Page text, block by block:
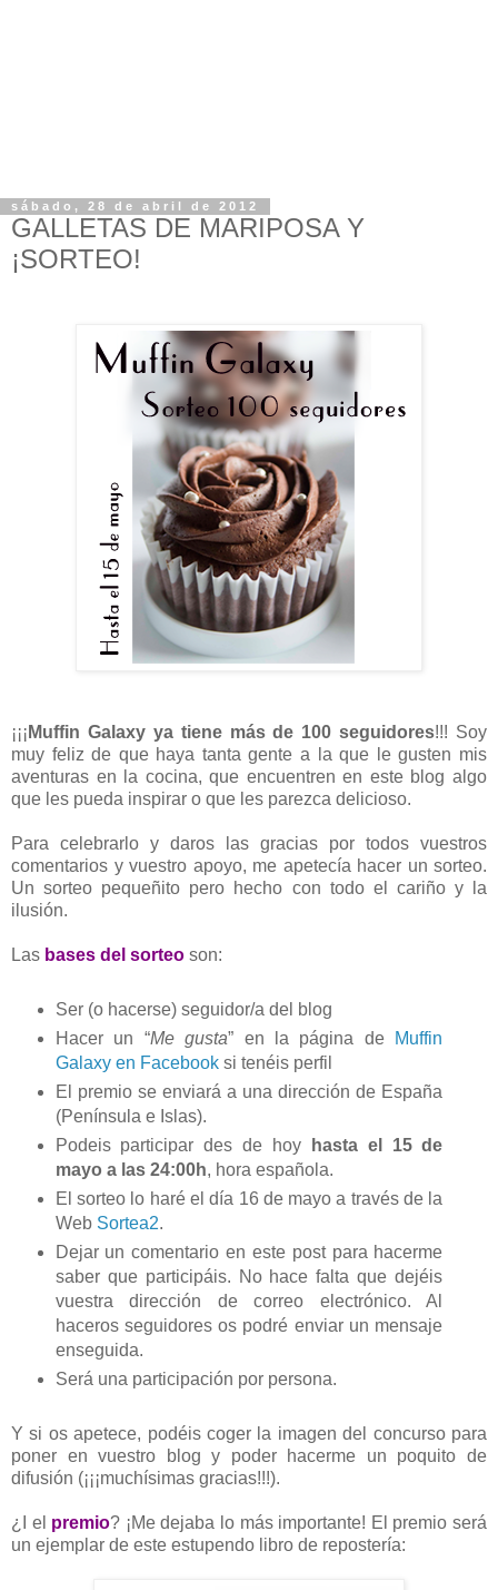
sábado, 28 de abril de 2012
GALLETAS DE MARIPOSA Y
¡SORTEO!
¡¡¡ Muffin Galaxy ya tiene más de 100 seguidores!!! Soy
muy feliz de que haya tanta gente a la que le gusten mis
aventuras en la cocina, que encuentren en este blog algo
que les pueda inspirar o que les parezca delicioso.
Para celebrarlo y daros las gracias por todos vuestros
comentarios y vuestro apoyo, me apetecía hacer un sorteo.
Un sorteo pequeñito pero hecho con todo el cariño y la
ilusión.
Las bases del sorteo son:
Ser (o hacerse) seguidor/a del blog
Hacer un “Me gusta” en la página de Muffin
Galaxy en Facebooksi tenéis perfil
El premio se enviará a una dirección de España
(Península e Islas).
Podeis participar des de hoy
hasta el 15 de
mayo a las 24:00h, hora española.
El sorteo lo haré el día 16 de mayo a través de la
Web Sortea2.
Dejar un comentario en este post para hacerme
saber que participáis. No hace falta que dejéis
vuestra dirección de correo electrónico. Al
haceros seguidores os podré enviar un mensaje
enseguida.
Será una participación por persona.
Y si os apetece, podéis coger la imagen del concurso para
poner en vuestro blog y poder hacerme un poquito de
difusión (¡¡¡muchísimas gracias!!!).
¿I el premio? ¡Me dejaba lo más importante! El premio será
un ejemplar de este estupendo libro de repostería: